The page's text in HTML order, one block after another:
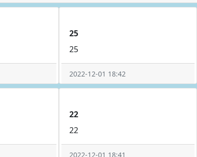
25
25
2022-12-01 18:42
22
22
2022-12-01 18:41